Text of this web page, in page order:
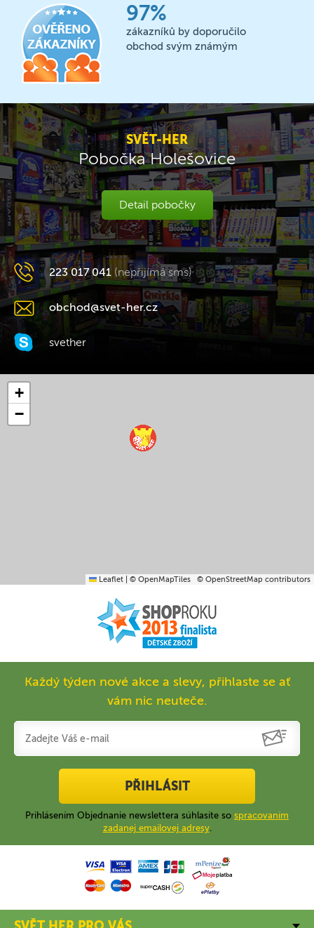
97%
zákazníků by doporučilo
obchod svým známým
SVĚT-HER
Pobočka Holešovice
Detail pobočky
223 017 041 (nepřijímá sms)
obchod@svet-her.cz
svether
+
−
Leaflet © OpenMapTiles © OpenStreetMap contributors
Každý týden nové akce a slevy, přihlaste se ať
vám nic neuteče.
PŘIHLÁSIT
Prihlásením Objednanie newslettera súhlasíte so spracovaním
zadanej emailovej adresy.